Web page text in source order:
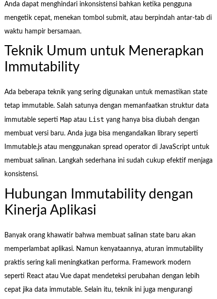
Anda dapat menghindari inkonsistensi bahkan ketika pengguna
mengetik cepat, menekan tombol submit, atau berpindah antar-tab di
waktu hampir bersamaan.
Teknik Umum untuk Menerapkan
Immutability
Ada beberapa teknik yang sering digunakan untuk memastikan state
tetap immutable. Salah satunya dengan memanfaatkan struktur data
immutable seperti Mapatau List yang hanya bisa diubah dengan
membuat versi baru. Anda juga bisa mengandalkan library seperti
Immutable.js atau menggunakan spread operator di JavaScript untuk
membuat salinan. Langkah sederhana ini sudah cukup efektif menjaga
konsistensi.
Hubungan Immutability dengan
Kinerja Aplikasi
Banyak orang khawatir bahwa membuat salinan state baru akan
memperlambat aplikasi. Namun kenyataannya, aturan immutability
praktis sering kali meningkatkan performa. Framework modern
seperti React atau Vue dapat mendeteksi perubahan dengan lebih
cepat jika data immutable. Selain itu, teknik ini juga mengurangi